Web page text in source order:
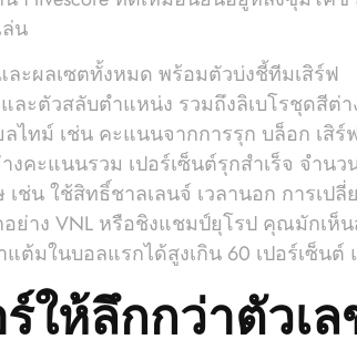
น
ะผลเซตทั้งหมด พร้อมตัวบ่งชี้ทีมเสิร์ฟ
ละตัวสลับตำแหน่ง รวมถึงลิเบโรชุดสีต่า
ไทม์ เช่น คะแนนจากการรุก บล็อก เสิ
งคะแนนรวม เปอร์เซ็นต์รุกสำเร็จ จำน
ช่น ใช้สิทธิ์ชาลเลนจ์ เวลานอก การเป
ย่าง VNL หรือชิงแชมป์ยุโรป คุณมักเห็น
ต้มในบอลแรกได้สูงเกิน 60 เปอร์เซ็น
ให้ลึกกว่าตัวเ